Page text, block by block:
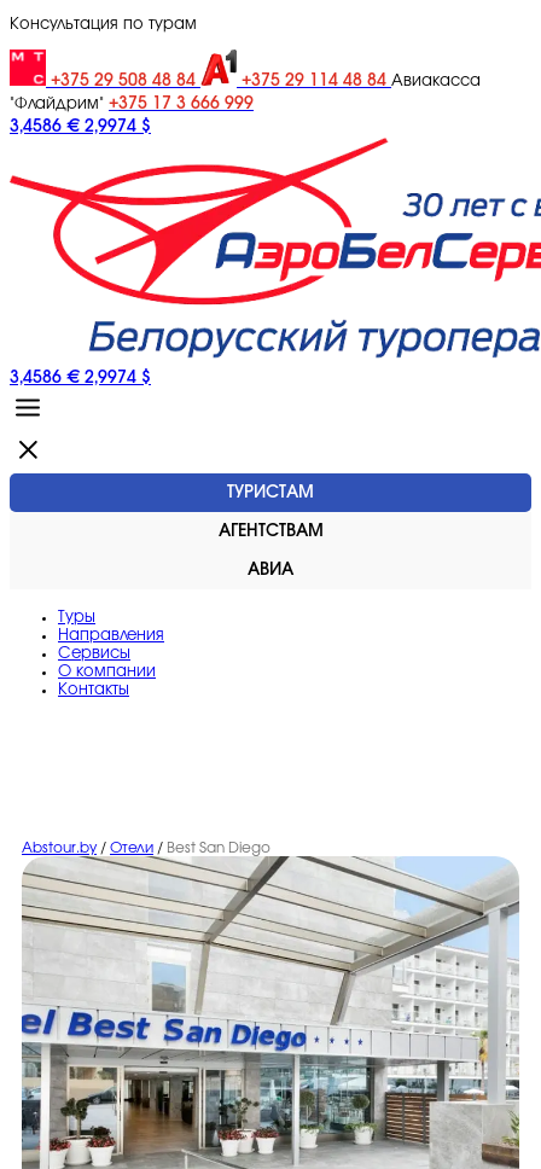
Консультация по турам
+375 29 508 48 84 +375 29 114 48 84 Авиакасса
"Флайдрим" +375 17 3 666 999
3,4586 € 2,9974 $
3,4586 € 2,9974 $
ТУРИСТАМ
АГЕНТСТВАМ
АВИА
Туры
Направления
Сервисы
O компании
Контакты
Abstour.by / Отели / Best San Diego